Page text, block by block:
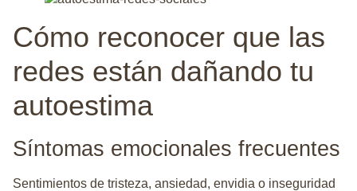
Cómo reconocer que las
redes están dañando tu
autoestima
Síntomas emocionales frecuentes
Sentimientos de tristeza, ansiedad, envidia o inseguridad